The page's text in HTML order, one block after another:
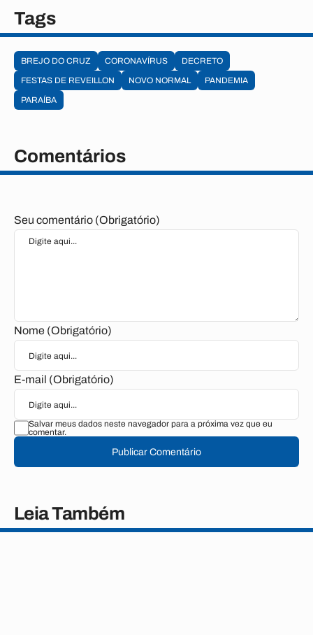
Tags
BREJO DO CRUZ CORONAVÍRUS
DECRETO
FESTAS DE REVEILLON
NOVO NORMAL
PANDEMIA
PARAÍBA
Comentários
Seu comentário (Obrigatório)
Nome (Obrigatório)
E-mail (Obrigatório)
Salvar meus dados neste navegador para a próxima vez que eu
comentar.
Publicar Comentário
Leia Também